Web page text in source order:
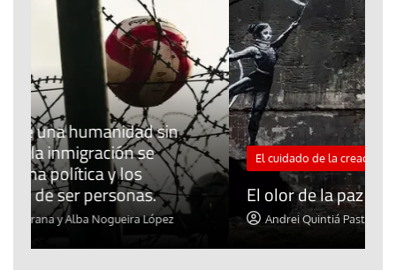
El cuidado de la creación Revista de Verano
El olor de la paz
Andrei Quintiá Pastrana y Alba Nogueira López